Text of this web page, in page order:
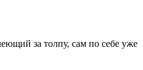
за толпу, сам по себе уже